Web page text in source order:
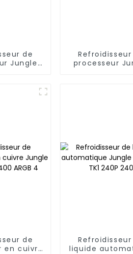
de
Jungle
Refroidisseur
processeur
de
en cuivre
Refroidisseur
liquide